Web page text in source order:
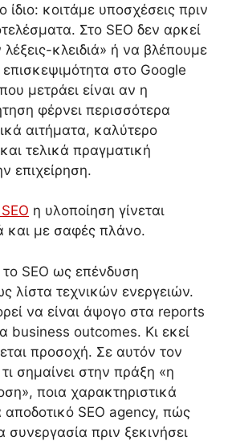
ίδιο: κοιτάμε υποσχέσεις πριν
Στο SEO δεν αρκεί
κλειδιά» ή να βλέπουμε
στο Google
μετράει είναι αν η
φέρνει περισσότερα
αιτήματα, καλύτερο
τελικά πραγματική
επιχείρηση.
η υλοποίηση γίνεται
και με σαφές πλάνο.
SEO ως επένδυση
λίστα τεχνικών ενεργειών.
να είναι άψογο στα reports
business outcomes. Κι εκεί
προσοχή. Σε αυτόν τον
σημαίνει στην πράξη «η
ποια χαρακτηριστικά
αποδοτικό SEO agency, πώς
συνεργασία πριν ξεκινήσει